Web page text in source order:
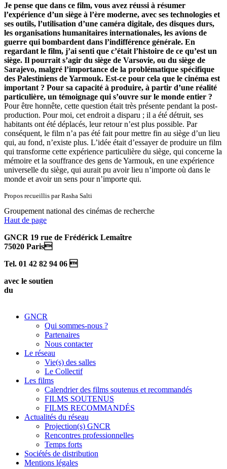
Je pense que dans ce film, vous avez réussi à résumer
l’expérience d’un siège à l’ère moderne, avec ses technologies et
ses outils, l’utilisation d’une caméra digitale, des disques durs,
les organisations humanitaires internationales, les avions de
guerre qui bombardent dans l’indifférence générale. En
regardant le film, j’ai senti que c’était l’histoire de ce qu’est un
siège. Il pourrait s’agir du siège de Varsovie, ou du siège de
Sarajevo, malgré l’importance de la problématique spécifique
des Palestiniens de Yarmouk. Est-ce pour cela que le cinéma est
important ? Pour sa capacité à produire, à partir d’une réalité
particulière, un témoignage qui s’ouvre sur le monde entier ?
Pour être honnête, cette question était très présente pendant la post-
production. Pour moi, cet endroit a disparu ; il a été détruit, ses
habitants ont été déplacés, leur retour n’est plus possible. Par
conséquent, le film n’a pas été fait pour mettre fin au siège d’un lieu
qui, au fond, n’existe plus. L’idée était d’essayer de produire un film
qui transforme cette expérience particulière du siège, qui concerne la
mémoire et la souffrance des gens de Yarmouk, en une expérience
universelle du siège, qui aurait pu avoir lieu n’importe où dans le
monde et avoir un sens pour n’importe qui.
Propos recueillis par Rasha Salti
Groupement national des cinémas de recherche
Haut de page
GNCR 19 rue de Frédérick Lemaître
75020 Paris
Tel. 01 42 82 94 06 
avec le soutien
du
GNCR
Qui sommes-nous ?
Partenaires
Nous contacter
Le réseau
Vie(s) des salles
Le Collectif
Les films
Calendrier des films soutenus et recommandés
FILMS SOUTENUS
FILMS RECOMMANDÉS
Actualités du réseau
Projection(s) GNCR
Rencontres professionnelles
Temps forts
Sociétés de distribution
Mentions légales